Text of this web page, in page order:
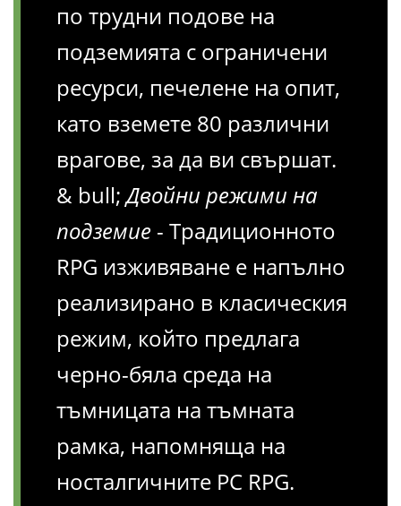
по трудни подове на
подземията с ограничени
ресурси, печелене на опит,
като вземете 80 различни
врагове, за да ви свършат.
& bull;Двойни режими на
подземие - Традиционното
RPG изживяване е напълно
реализирано в класическия
режим, който предлага
черно-бяла среда на
тъмницата на тъмната
рамка, напомняща на
носталгичните PC RPG.